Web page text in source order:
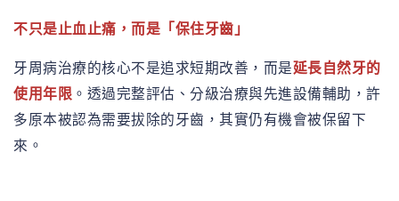
不只是止血止痛，而是「保住牙齒」
牙周病治療的核心不是追求短期改善，而是延長自然牙的
使用年限 。透過完整評估、分級治療與先進設備輔助，許
多原本被認為需要拔除的牙齒，其實仍有機會被保留下
來。